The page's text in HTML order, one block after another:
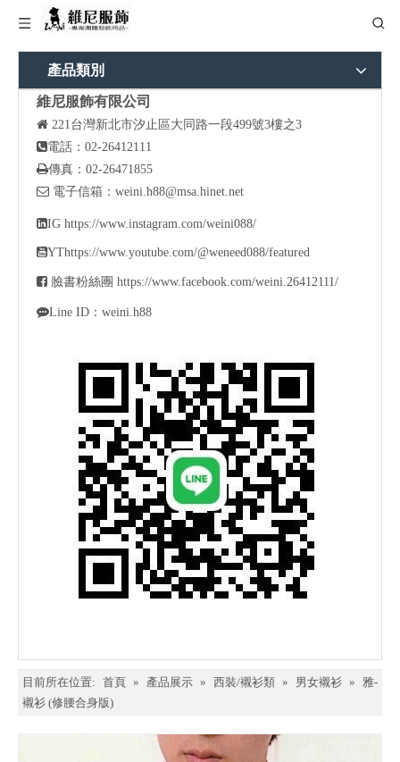
產品類別
維尼服飾有限公司
 221台灣新北市汐止區大同路一段499號3樓之3
電話：02-26412111
傳真：02-26471855
 電子信箱： weini.h88@msa.hinet.net
IG https://www.instagram.com/weini088/
YThttps://www.youtube.com/@weneed088/featured
 臉書粉絲團 https://www.facebook.com/weini.26412111/
Line ID：weini.h88
目前所在位置: 首頁 » 產品展示 » 西裝/襯衫類 » 男女襯衫 » 雅-
襯衫 (修腰合身版)